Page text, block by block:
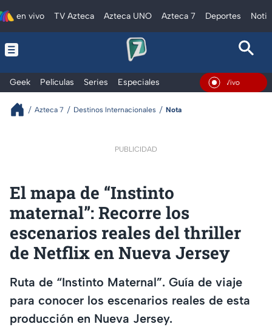
en vivo TV Azteca Azteca UNO Azteca 7 Deportes
Geek Películas Series Especiales En Vivo
Azteca 7 Destinos Internacionales Nota
PUBLICIDAD
El mapa de “Instinto
maternal”: Recorre los
escenarios reales del thriller
de Netflix en Nueva Jersey
Ruta de “Instinto Maternal”. Guía de viaje
para conocer los escenarios reales de esta
producción en Nueva Jersey.